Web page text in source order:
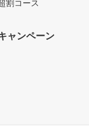
割コース
ャンペーン